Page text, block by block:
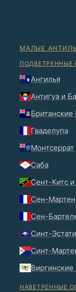
МАЛЫЕ
ПОДВЕТРЕННЫЕ
Ангилья
Антигуа и
Британские
Гваделупа
Монтсеррат
Саба
Сент-Китс
Сен-Мартен
Сен-
Синт-
Синт-
НАВЕТРЕННЫЕ